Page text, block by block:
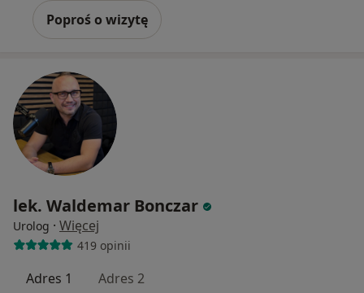
Poproś o wizytę
lek. Waldemar Bonczar
Urolog · Więcej
419 opinii
Adres 1 Adres 2